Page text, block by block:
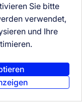
Sie bitte
verwendet,
und Ihre